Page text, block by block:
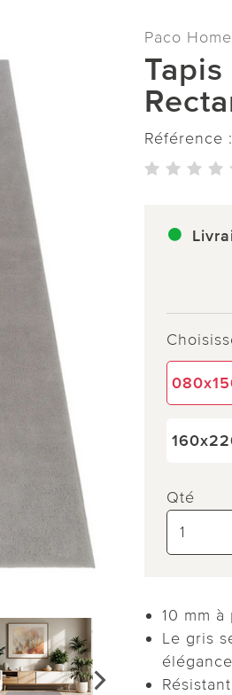
Paco Home
Référence :
Qté
10 mm
Le gris